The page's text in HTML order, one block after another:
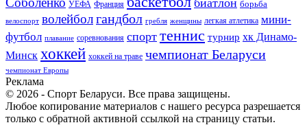
УЕФА Франция борьба
велоспорт волейболгандбол гребля женщины легкая атлетика мини-
футбол плавание соревнования спорт теннис турнир хк Динамо-
Минск хоккей хоккей на траве чемпионат Беларуси
чемпионат Европы
Реклама
© 2026 - Спорт Беларуси. Все права защищены.
Любое копирование материалов с нашего ресурса разрешается
только с обратной активной ссылкой на страницу статьи.